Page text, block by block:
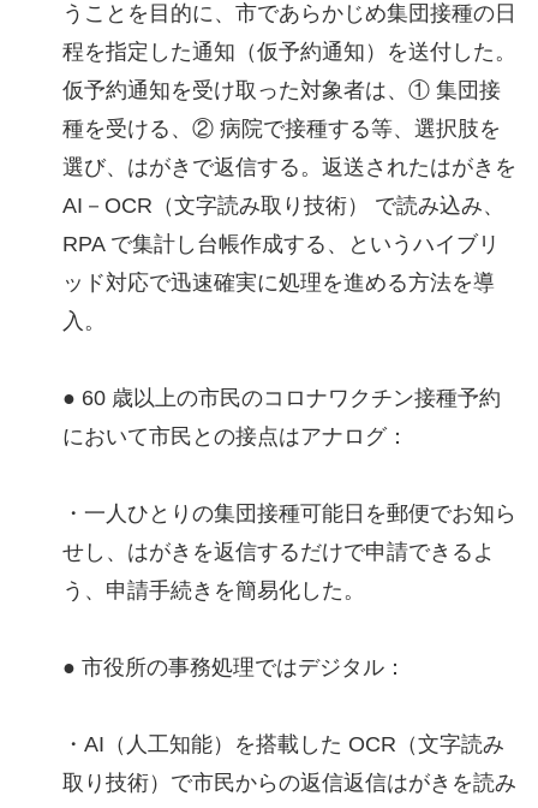
うことを目的に、市であらかじめ集団接種の日
程を指定した通知（仮予約通知）を送付した。
仮予約通知を受け取った対象者は、① 集団接
種を受ける、② 病院で接種する等、選択肢を
選び、はがきで返信する。返送されたはがきを
AI－OCR（文字読み取り技術） で読み込み、
RPA で集計し台帳作成する、というハイブリ
ッド対応で迅速確実に処理を進める方法を導
入。
● 60 歳以上の市民のコロナワクチン接種予約
において市民との接点はアナログ：
・一人ひとりの集団接種可能日を郵便でお知ら
せし、はがきを返信するだけで申請できるよ
う、申請手続きを簡易化した。
● 市役所の事務処理ではデジタル：
・AI（人工知能）を搭載した OCR（文字読み
取り技術）で市民からの返信返信はがきを読み